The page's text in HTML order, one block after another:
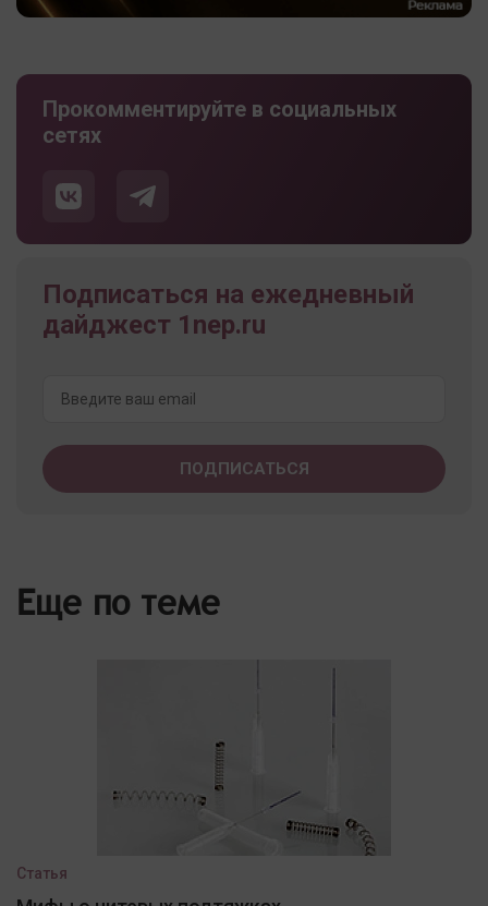
Прокомментируйте в социальных
сетях
Подписаться на ежедневный
дайджест 1nep.ru
Еще по теме
Статья